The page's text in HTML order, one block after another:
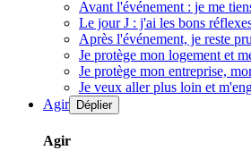
Avant l'événement : je me
Le jour J : j'ai les bons
Après l'événement, je reste
Je protège mon logement et
Je protège mon entreprise,
Je veux aller plus loin et
Agir Déplier
Agir